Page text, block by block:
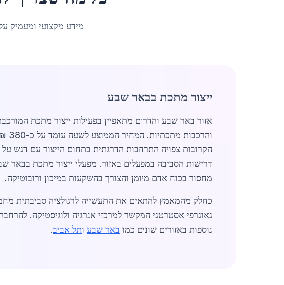
מידע מקצועי ומעמיק
ייצור מתכת בבאר שבע
אזור באר שבע והדרום מתאפיין בפעילות ייצור מתכת
הקרובות צפויה התרחבות הדרגתית בתחום הייצור עם דגש על
מחסור בכוח אדם מיומן והצורך בהשקעות במיכון ורובוטיקה.
כחלק מהמאמץ להתאים את התעשייה לרגולציה סביבתית
גאוגרפי אסטרטגי המקשר למרכזי אנרגיה ולוגיסטיקה.
נוספות באזורים שונים כמו באר שבע ותל אביב.